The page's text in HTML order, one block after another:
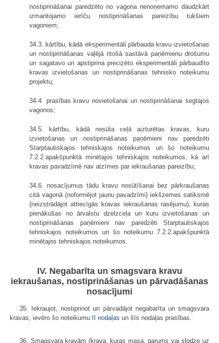
nostiprināšanai paredzēto no vagona nenoņemamo daudzkārt
izmantojamo ierīču nostiprināšanas pareizību tukšiem
vagoniem;
34.3. kārtību, kādā eksperimentāli pārbauda kravu izvietošanas
un nostiprināšanas vaļējā ritošā sastāvā paņēmienu drošumu
un sagatavo un apstiprina precizēto eksperimentāli pārbaudīto
kravas izvietošanas un nostiprināšanas tehnisko noteikumu
projektu;
34.4. prasības kravu novietošanai un nostiprināšanai segtajos
vagonos;
34.5. kārtību, kādā nosūta ceļā aizturētas kravas, kuru
izvietošanas un nostiprināšanas paņēmieni nav paredzēti
Starptautiskajos tehniskajos noteikumos un šo noteikumu
7.2.2.apakšpunktā minētajos tehniskajos noteikumos, kā arī
kravas pavadzīmē nav atzīmes par iekraušanas pareizību;
34.6. nosacījumus tādu kravu nosūtīšanai bez pārkraušanas
citā vagonā (noformējot jaunu pavadzīmi) iekšzemes satiksmē
(neizstrādājot attiecīgās kravas iekraušanas rasējumu), kuras
pienākušas no ārvalstu dzelzceļa un kuru izvietošanas un
nostiprināšanas paņēmieni nav paredzēti Starptautiskajos
tehniskajos noteikumos un šo noteikumu 7.2.2.apakšpunktā
minētajos tehniskajos noteikumos.
IV. Negabarīta un smagsvara kravu
iekraušanas, nostiprināšanas un pārvadāšanas
nosacījumi
35. Iekraujot, nostiprinot un pārvadājot negabarīta un smagsvara
kravas, ievēro šo noteikumu II nodaļas un šīs nodaļas prasības.
36. Smagsvara kravām (krava, kuras masa, garums vai slodze uz